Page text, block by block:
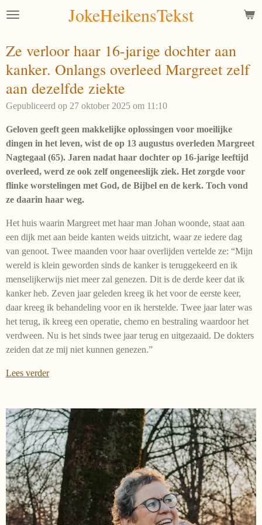
Ga
de
hoofdinhoud
JokeHeikensTekst
Ze verloor haar 16-jarige dochter aan
kanker. Onlangs overleed Margreet zelf
aan dezelfde ziekte
Gepubliceerd op 27 oktober 2025 om 11:10
Geloven geeft geen makkelijke oplossingen voor moeilijke
dingen in het leven, wist de op 13 augustus overleden Margreet
Nagtegaal (65). Jaren nadat haar dochter op 16-jarige leeftijd
overleed, werd ze ook zelf ongeneeslijk ziek. Het zorgde voor
flinke worstelingen met God, de Bijbel en de kerk. Toch vond
ze daarin haar weg.
Het huis waarin Margreet met haar man Johan woonde, staat aan
een dijk met aan beide kanten weids uitzicht, waar ze iedere dag
van genoot. Twee maanden voor haar overlijden vertelde ze: “Mijn
wereld is klein geworden sinds de kanker is teruggekeerd en ik
menselijkerwijs niet meer zal genezen. Dit is de derde keer dat ik
kanker heb. Zeven jaar geleden kreeg ik het voor de eerste keer,
daar kreeg ik behandeling voor en ik herstelde. Twee jaar later was
het terug, ik kreeg een operatie, chemo en bestraling waardoor het
verdween. Nu is het sinds twee jaar terug en uitgezaaid. De dokters
zeiden dat ze mij niet kunnen genezen.”
Lees verder